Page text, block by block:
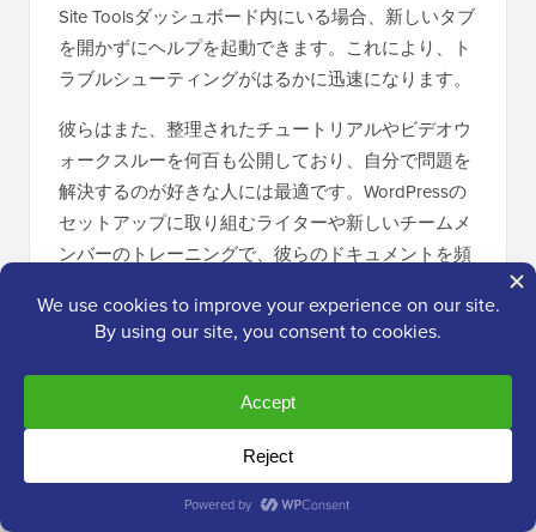
Site Toolsダッシュボード内にいる場合、新しいタブ
を開かずにヘルプを起動できます。これにより、ト
ラブルシューティングがはるかに迅速になります。
彼らはまた、整理されたチュートリアルやビデオウ
ォークスルーを何百も公開しており、自分で問題を
解決するのが好きな人には最適です。WordPressの
セットアップに取り組むライターや新しいチームメ
ンバーのトレーニングで、彼らのドキュメントを頻